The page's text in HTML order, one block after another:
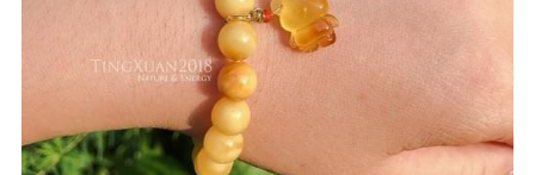
03｜遠古遺珠
04｜藍星精靈
05｜自然樂章
琥珀蜜蠟
香中之金
認識我們
關於我們
珠寶設計TXJ
親密伴侶